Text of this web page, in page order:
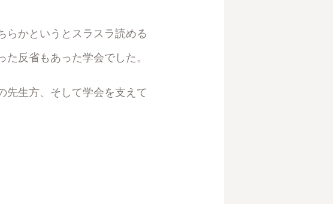
らかというとスラスラ読める
反省もあった学会でした。
先生方、そして学会を支えて